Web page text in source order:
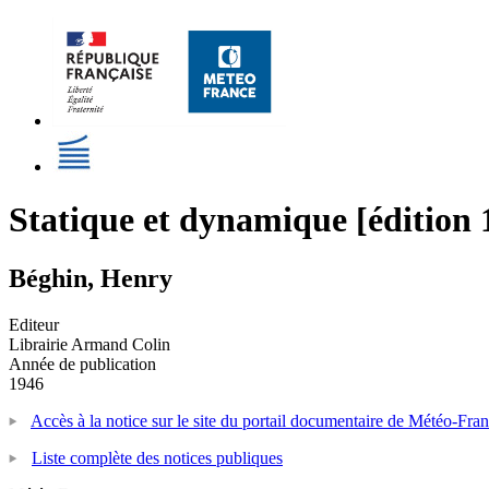
Statique et dynamique [édition
Béghin, Henry
Editeur
Librairie Armand Colin
Année de publication
1946
Accès à la notice sur le site du portail documentaire de Météo-
Liste complète des notices publiques